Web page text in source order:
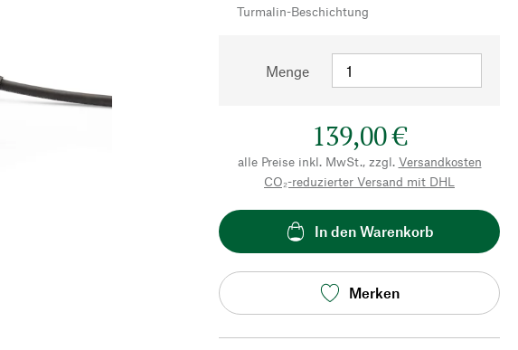
Turmalin-Beschichtung
Menge
139,00 €
alle Preise inkl. MwSt., zzgl. Versandkosten
CO₂-reduzierter Versand mit DHL
In den Warenkorb
Merken